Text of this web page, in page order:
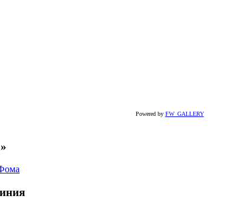
Powered by FW_GALLERY